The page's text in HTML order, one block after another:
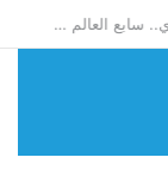
آل نصفان يحقق إنجازًا تاريخيًا للإسكواش السعودي.. سابع العالم وأول آسيوي يبلغ ربع نهائي بطولة العالم للشباب